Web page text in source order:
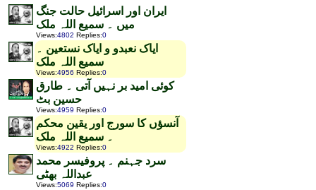
ایران اور اسرائیل حالت جنگ
میں ۔ سمیع اللہ ملک
Views:4802 Replies:0
ایاک نعبدو و ایاک نستعین ۔
سمیع اللہ ملک
Views:4956 Replies:0
کوئی امید بر نہیں آتی ۔ طارق
حسین بٹ
Views:4959 Replies:0
آنسؤں کا سورج اور یقین محکم
۔ سمیع اللہ ملک
Views:4922 Replies:0
سرد جہنم ۔ پروفیسر محمد
عبداللہ بھٹی
Views:5069 Replies:0